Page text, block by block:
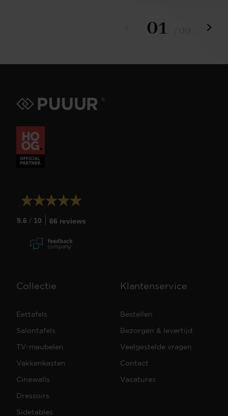
01
9.6 / 10 66 reviews
Collectie
Eettafels
Salontafels
TV-meubelen
Vakkenkasten
Cinewalls
Dressoirs
Sidetables
Klantenservice
Bestellen
Bezorgen & levertijd
Veelgestelde vragen
Contact
Vacatures